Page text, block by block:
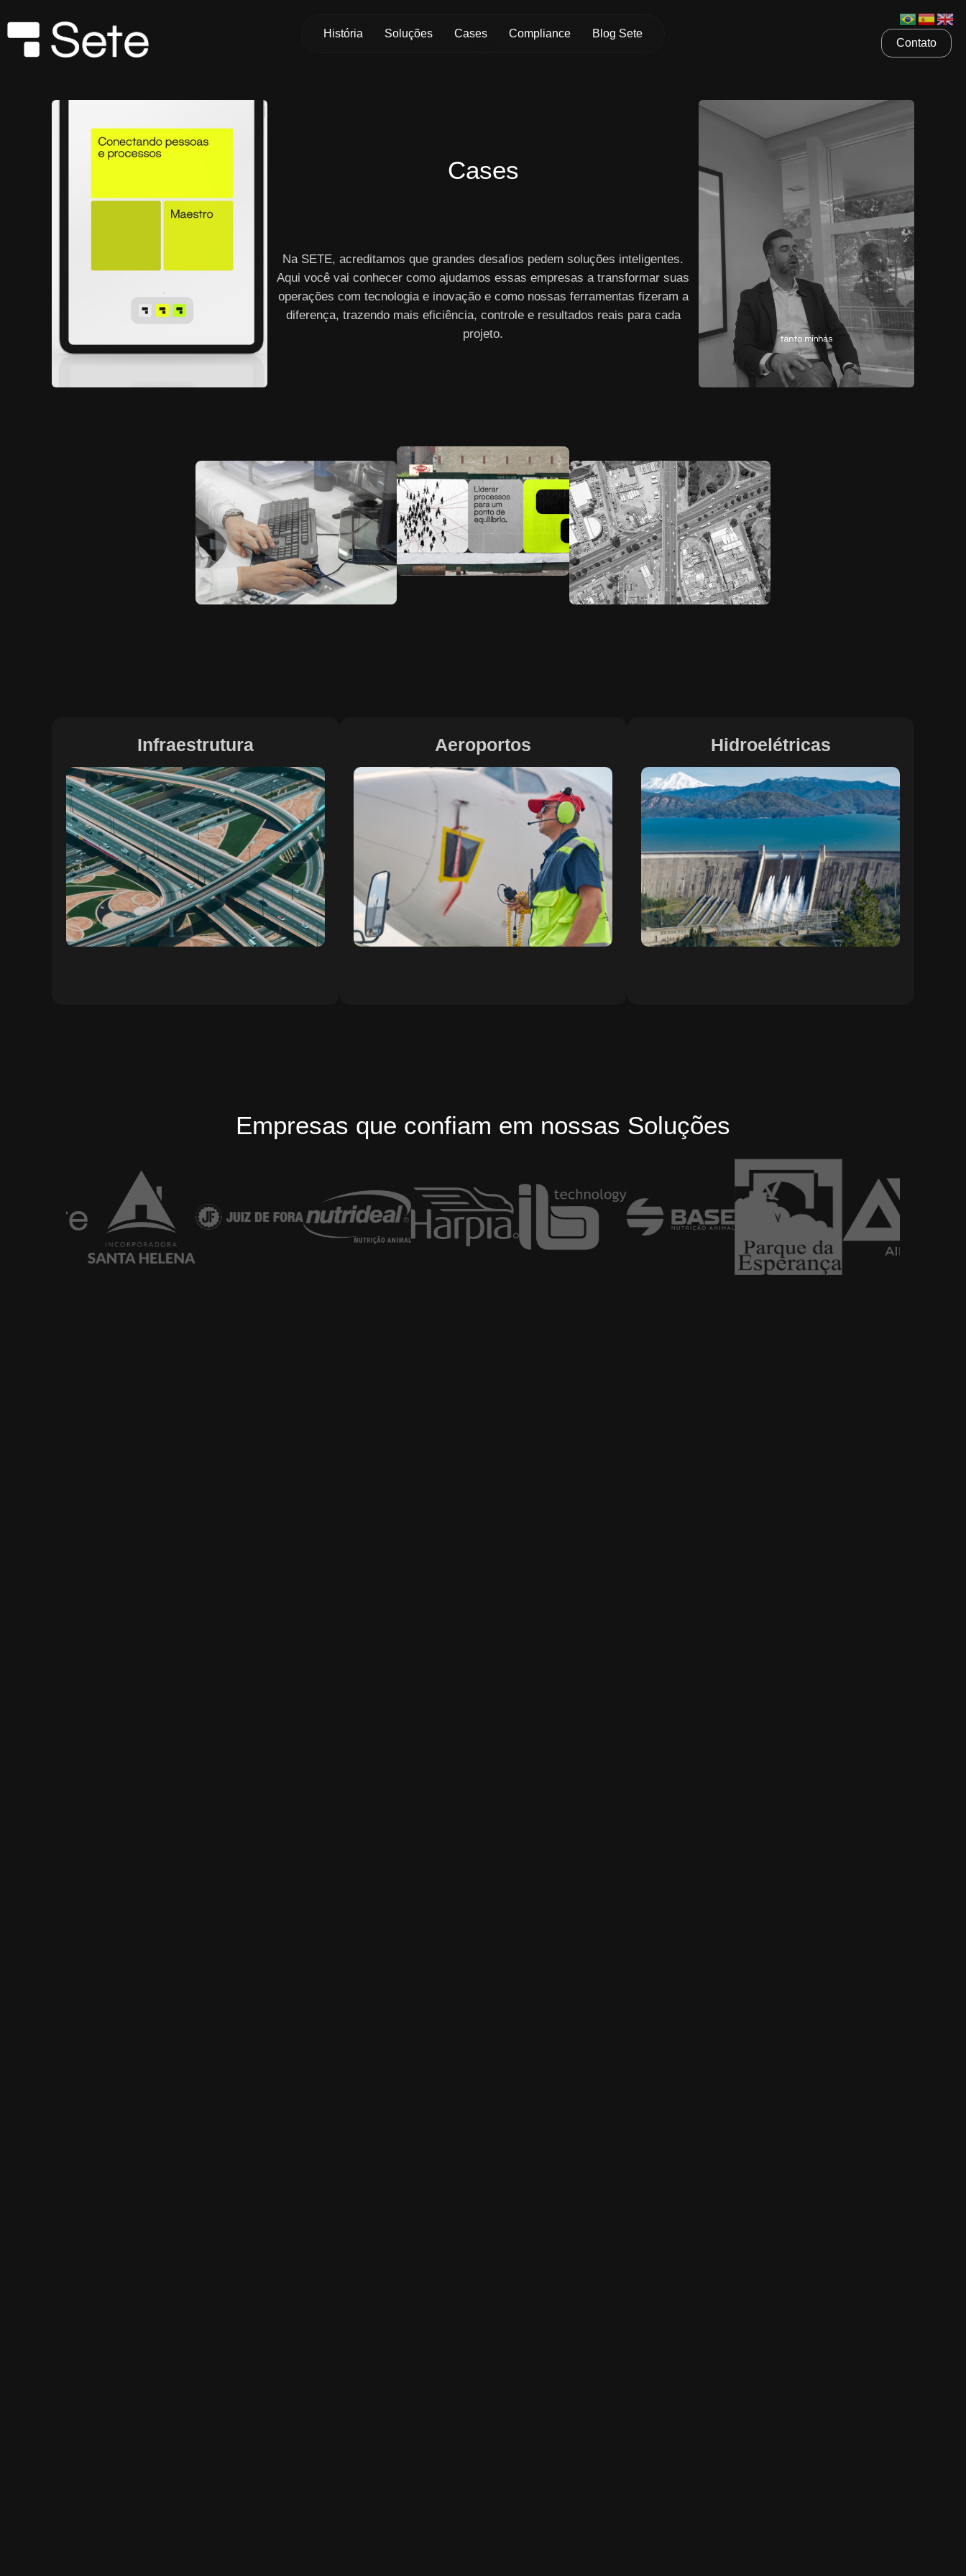
História Soluções Cases Compliance Blog Sete
Contato
Cases
Na SETE, acreditamos que grandes desafios pedem soluções inteligentes.
Aqui você vai conhecer como ajudamos essas empresas a transformar suas
operações com tecnologia e inovação e como nossas ferramentas fizeram a
diferença, trazendo mais eficiência, controle e resultados reais para cada
projeto.
Infraestrutura Aeroportos Hidroelétricas
Empresas que confiam em nossas Soluções